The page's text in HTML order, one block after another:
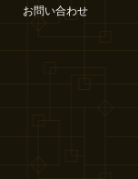
お問い合わせ